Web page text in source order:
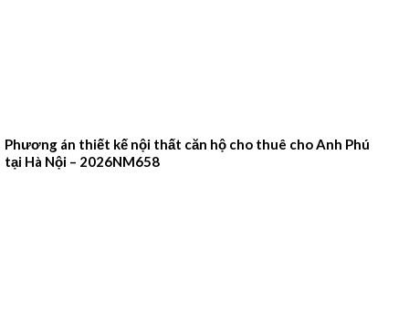
Phương án thiết kế nội thất căn hộ cho thuê cho Anh Phú
tại Hà Nội – 2026NM658